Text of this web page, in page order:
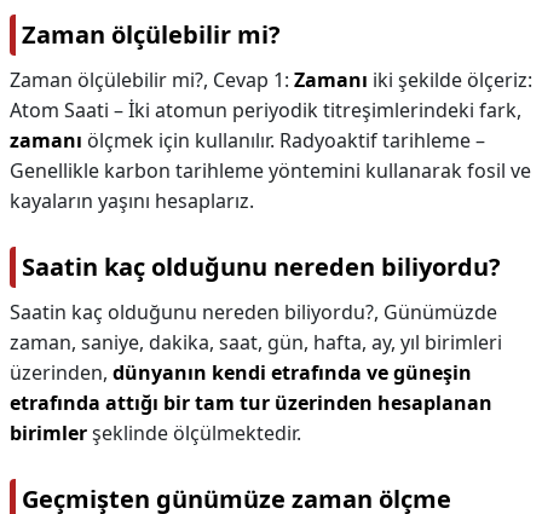
Zaman ölçülebilir mi?
Zaman ölçülebilir mi?, Cevap 1: Zamanı iki şekilde ölçeriz:
Atom Saati – İki atomun periyodik titreşimlerindeki fark,
zamanı ölçmek için kullanılır. Radyoaktif tarihleme –
Genellikle karbon tarihleme yöntemini kullanarak fosil ve
kayaların yaşını hesaplarız.
Saatin kaç olduğunu nereden biliyordu?
Saatin kaç olduğunu nereden biliyordu?, Günümüzde
zaman, saniye, dakika, saat, gün, hafta, ay, yıl birimleri
üzerinden, dünyanın kendi etrafında ve güneşin
etrafında attığı bir tam tur üzerinden hesaplanan
birimlerşeklinde ölçülmektedir.
Geçmişten günümüze zaman ölçme